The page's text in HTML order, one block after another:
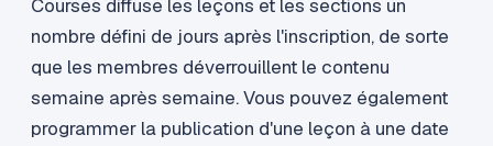
Courses diffuse les leçons et les sections un
nombre défini de jours après l'inscription, de sorte
que les membres déverrouillent le contenu
semaine après semaine. Vous pouvez également
programmer la publication d'une leçon à une date